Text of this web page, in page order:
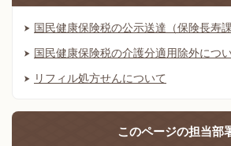
国民健康保険税の公示送達（保険長寿課
国民健康保険税の介護分適用除外につ
リフィル処方せんについて
このページの担当部